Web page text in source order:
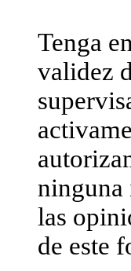
Tenga
validez
ninguna
las
de este